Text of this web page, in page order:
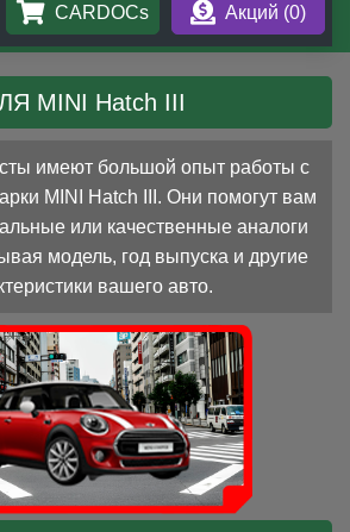
CARDOCs Акций (0)
MINI Hatch III
имеют большой опыт работы с
MINI Hatch III. Они помогут вам
или качественные аналоги
модель, год выпуска и другие
вашего авто.